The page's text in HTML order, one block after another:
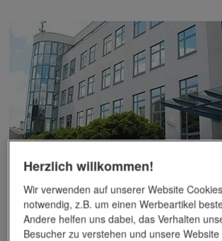
Das Unternehmen verfügt über
Bereich der Werbemittelveredelung und im
Dieses Wissen kommt unseren Kunden
insbesondere wenn es um professionellen
andere Veredelungsverfahren geht.
Herzlich willkommen!
Wir verwenden auf unserer Website
notwendig, z.B. um einen Werbeartikel
Andere helfen uns dabei, das Verhalten
Besucher zu verstehen und unsere